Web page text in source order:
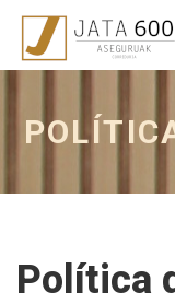
Política
Privacidad
Política